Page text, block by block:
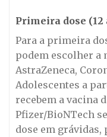
Primeira dose (12
Para a primeira
podem escolher a
AstraZeneca,
Adolescentes a
recebem a vacina
Pfizer/BioNTech
dose em grávidas,